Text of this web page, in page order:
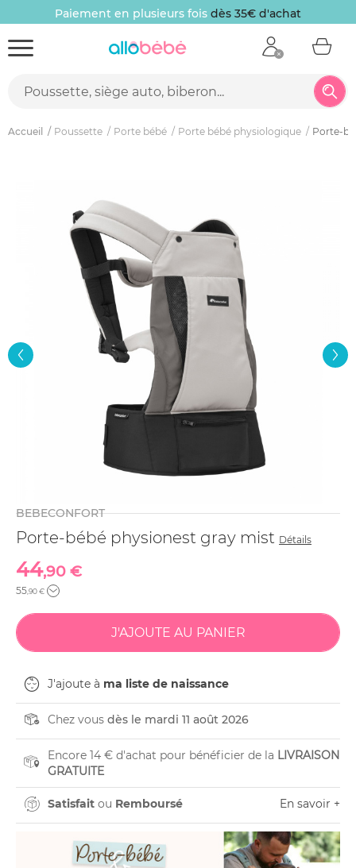
Paiement en plusieurs fois dès 35€ d'achat
Accueil Poussette Porte bébé Porte bébé physiologique Porte-
BEBECONFORT
Porte-bébé physionest gray mist Détails
44,90 €
55,90 €
J'ajoute à ma liste de naissance
Chez vous dès le mardi 11 août 2026
Encore 14 € d'achat pour bénéficier de la LIVRAISON
GRATUITE
Satisfait ou Remboursé En savoir +